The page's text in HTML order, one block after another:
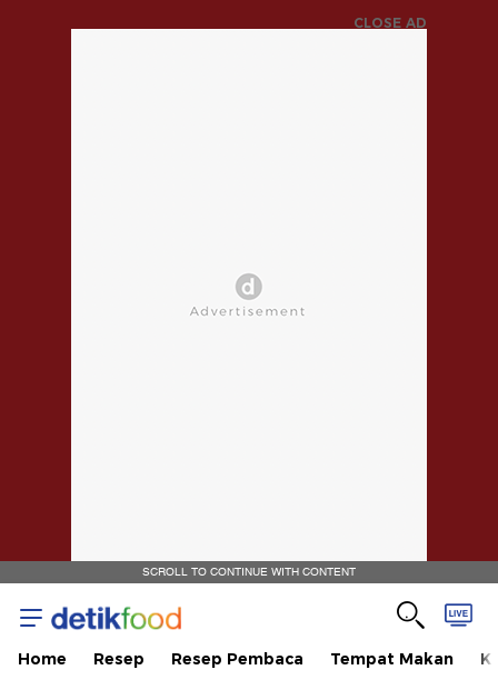
CLOSE AD
SCROLL TO CONTINUE WITH CONTENT
Home Resep Resep Pembaca Tempat Makan